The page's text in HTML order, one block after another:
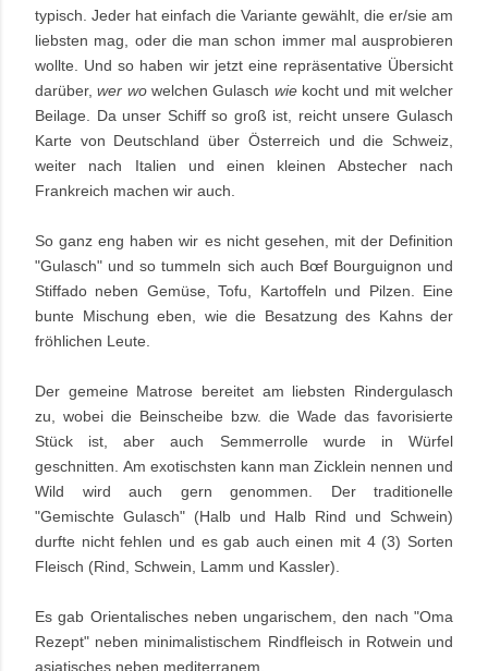
typisch. Jeder hat einfach die Variante gewählt, die er/sie am
liebsten mag, oder die man schon immer mal ausprobieren
wollte. Und so haben wir jetzt eine repräsentative Übersicht
darüber,wer wowelchen Gulasch wie kocht und mit welcher
Beilage. Da unser Schiff so groß ist, reicht unsere Gulasch
Karte von Deutschland über Österreich und die Schweiz,
weiter nach Italien und einen kleinen Abstecher nach
Frankreich machen wir auch.
So ganz eng haben wir es nicht gesehen, mit der Definition
"Gulasch" und so tummeln sich auch Bœf Bourguignon und
Stiffado neben Gemüse, Tofu, Kartoffeln und Pilzen. Eine
bunte Mischung eben, wie die Besatzung des Kahns der
fröhlichen Leute.
Der gemeine Matrose bereitet am liebsten Rindergulasch
zu, wobei die Beinscheibe bzw. die Wade das favorisierte
Stück ist, aber auch Semmerrolle wurde in Würfel
geschnitten. Am exotischsten kann man Zicklein nennen und
Wild wird auch gern genommen. Der traditionelle
"Gemischte Gulasch" (Halb und Halb Rind und Schwein)
durfte nicht fehlen und es gab auch einen mit 4 (3) Sorten
Fleisch (Rind, Schwein, Lamm und Kassler).
Es gab Orientalisches neben ungarischem, den nach "Oma
Rezept" neben minimalistischem Rindfleisch in Rotwein und
asiatisches neben mediterranem.